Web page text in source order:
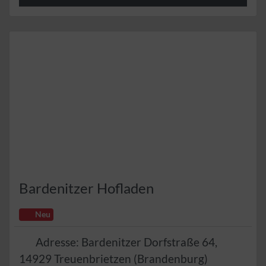
Bardenitzer Hofladen
Neu
Adresse: Bardenitzer Dorfstraße 64,
14929 Treuenbrietzen (Brandenburg)